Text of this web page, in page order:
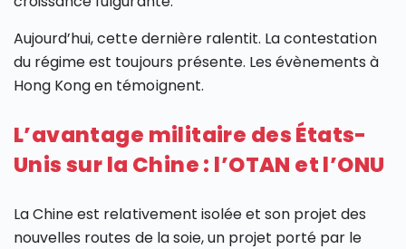
Aujourd’hui, cette dernière ralentit. La contestation
du régime est toujours présente. Les évènements à
Hong Kong en témoignent.
L’avantage militaire des États-
Unis sur la Chine : l’OTAN et l’ONU
La Chine est relativement isolée et son projet des
nouvelles routes de la soie, un projet porté par le